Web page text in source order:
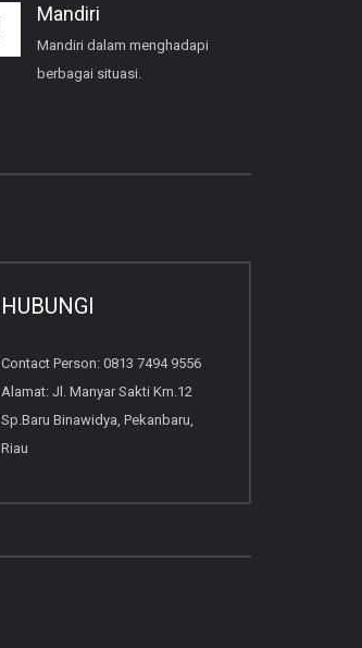
Mandiri
Mandiri dalam menghadapi
berbagai situasi.
HUBUNGI
Contact Person: 0813 7494 9556
Alamat: Jl. Manyar Sakti Km.12
Sp.Baru Binawidya, Pekanbaru,
Riau